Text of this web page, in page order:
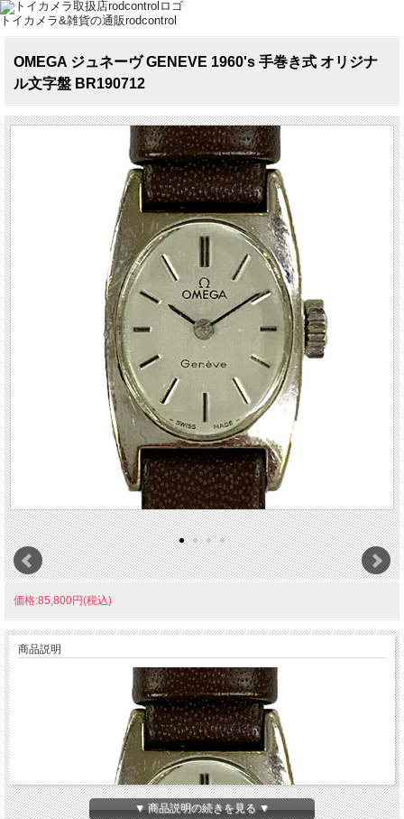
トイカメラ&雑貨の通販rodcontrol
OMEGA ジュネーヴ GENEVE 1960's 手巻き式 オリジナ
ル文字盤 BR190712
価格:85,800円(税込)
商品説明
▼ 商品説明の続きを見る ▼